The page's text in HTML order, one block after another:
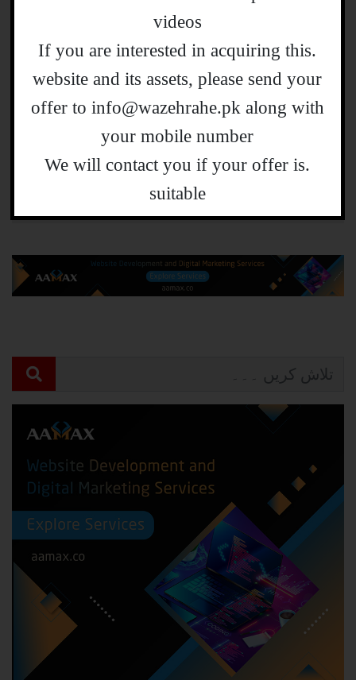
واضح رہے
اردو زبان کی قابل اعتماد ویب سائٹ
’’واضح رہے‘‘ سنسنی پھیلانے کے بجائے پکّی
خبر دینے کے فلسفے پر قائم کی گئی ہے۔
ویب سائٹ پر قومی اور بین الاقوامی حالات
حاضرہ عوامی دلچسپی کے پہلو کو مدنظر
رکھتے ہوئے پیش کئے جاتے ہیں۔
videos
.If you are interested in acquiring this
website and its assets, please send your
offer to info@wazehrahe.pk along with
your mobile number
.We will contact you if your offer is
suitable